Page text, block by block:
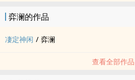
弈澜的作品
凄定神闲 / 弈澜
查看全部作品